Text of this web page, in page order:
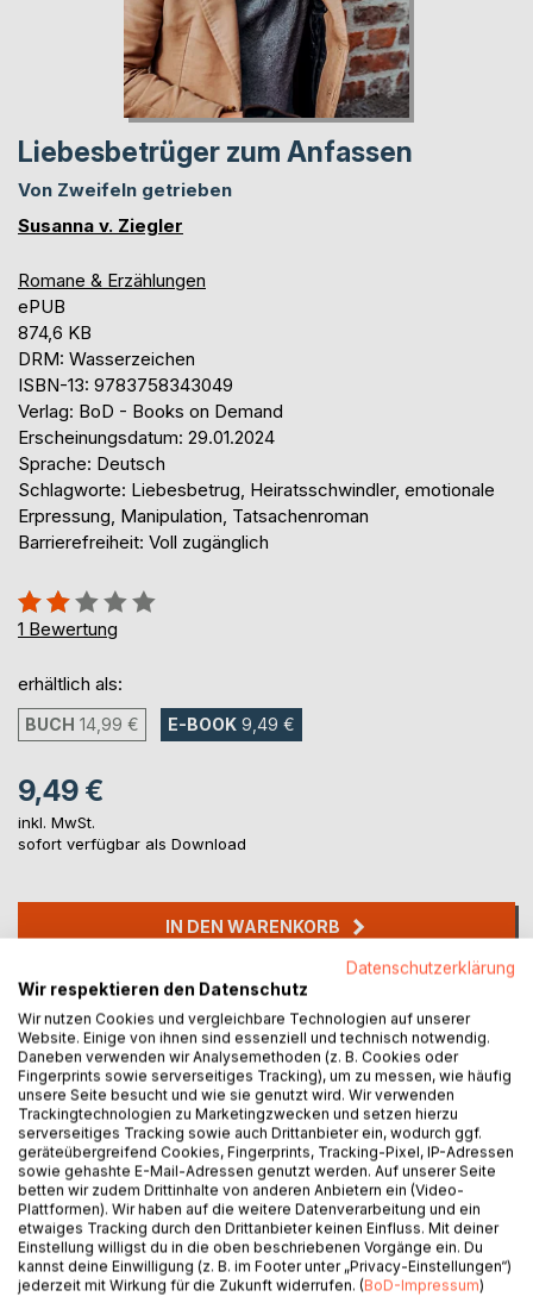
Liebesbetrüger zum Anfassen
Von Zweifeln getrieben
Susanna v. Ziegler
Romane & Erzählungen
ePUB
874,6 KB
DRM: Wasserzeichen
ISBN-13: 9783758343049
Verlag: BoD - Books on Demand
Erscheinungsdatum: 29.01.2024
Sprache: Deutsch
Schlagworte: Liebesbetrug, Heiratsschwindler, emotionale
Erpressung, Manipulation, Tatsachenroman
Barrierefreiheit: Voll zugänglich
Bewertung::
40%
1 Bewertung
erhältlich als:
BUCH 14,99 € E-BOOK 9,49 €
9,49 €
inkl. MwSt.
sofort verfügbar als Download
IN DEN WARENKORB
Auf die Merkliste
Titel bewerten
BESCHREIBUNG
Seit vielen Monaten versucht Sanne, sich Pedros
hypnotischen Liebesschwüren zu entziehen.
Datenschutzerklärung
Wir respektieren den Datenschutz
Wir nutzen Cookies und vergleichbare Technologien auf unserer
Website. Einige von ihnen sind essenziell und technisch notwendig.
Daneben verwenden wir Analysemethoden (z. B. Cookies oder
Fingerprints sowie serverseitiges Tracking), um zu messen, wie häufig
unsere Seite besucht und wie sie genutzt wird. Wir verwenden
Trackingtechnologien zu Marketingzwecken und setzen hierzu
serverseitiges Tracking sowie auch Drittanbieter ein, wodurch ggf.
geräteübergreifend Cookies, Fingerprints, Tracking-Pixel, IP-Adressen
sowie gehashte E-Mail-Adressen genutzt werden. Auf unserer Seite
betten wir zudem Drittinhalte von anderen Anbietern ein (Video-
Plattformen). Wir haben auf die weitere Datenverarbeitung und ein
etwaiges Tracking durch den Drittanbieter keinen Einfluss. Mit deiner
Einstellung willigst du in die oben beschriebenen Vorgänge ein. Du
kannst deine Einwilligung (z. B. im Footer unter „Privacy-Einstellungen“)
jederzeit mit Wirkung für die Zukunft widerrufen. (BoD-Impressum)